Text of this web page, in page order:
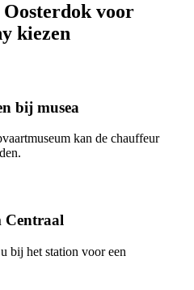
Oosterdok voor
kiezen
bij musea
kan de chauffeur
Centraal
bij het station voor een